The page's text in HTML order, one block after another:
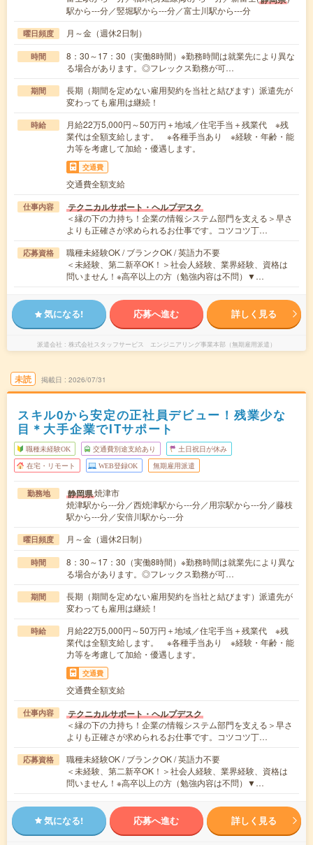
駅から---分／竪堀駅から---分／富士川駅から---分
曜日頻度 月～金（週休2日制）
時間
8：30～17：30（実働8時間）※勤務時間は就業先により異な
る場合があります。◎フレックス勤務が可…
期間
長期（期間を定めない雇用契約を当社と結びます）派遣先が
変わっても雇用は継続！
時給
月給22万5,000円～50万円＋地域／住宅手当＋残業代 ※残
業代は全額支給します。 ※各種手当あり ※経験・年齢・能
力等を考慮して加給・優遇します。
交通費
交通費全額支給
仕事内容 テクニカルサポート・ヘルプデスク
＜縁の下の力持ち！企業の情報システム部門を支える＞早さ
よりも正確さが求められるお仕事です。コツコツ丁…
応募資格
職種未経験OK / ブランクOK / 英語力不要
＜未経験、第二新卒OK！＞社会人経験、業界経験、資格は
問いません！※高卒以上の方（勉強内容は不問）▼…
気になる! 応募へ進む 詳しく見る
派遣会社 株式会社スタッフサービス エンジニアリング事業本部（無期雇用派遣）
未読 掲載日 2026/07/31
スキル0から安定の正社員デビュー！残業少な
目＊大手企業でITサポート
職種未経験OK 交通費別途支給あり 土日祝日が休み
在宅・リモート WEB登録OK 無期雇用派遣
勤務地 静岡県焼津市
焼津駅から---分／西焼津駅から---分／用宗駅から---分／藤枝
駅から---分／安倍川駅から---分
曜日頻度 月～金（週休2日制）
時間
8：30～17：30（実働8時間）※勤務時間は就業先により異な
る場合があります。◎フレックス勤務が可…
期間
長期（期間を定めない雇用契約を当社と結びます）派遣先が
変わっても雇用は継続！
時給
月給22万5,000円～50万円＋地域／住宅手当＋残業代 ※残
業代は全額支給します。 ※各種手当あり ※経験・年齢・能
力等を考慮して加給・優遇します。
交通費
交通費全額支給
仕事内容 テクニカルサポート・ヘルプデスク
＜縁の下の力持ち！企業の情報システム部門を支える＞早さ
よりも正確さが求められるお仕事です。コツコツ丁…
応募資格
職種未経験OK / ブランクOK / 英語力不要
＜未経験、第二新卒OK！＞社会人経験、業界経験、資格は
問いません！※高卒以上の方（勉強内容は不問）▼…
気になる! 応募へ進む 詳しく見る